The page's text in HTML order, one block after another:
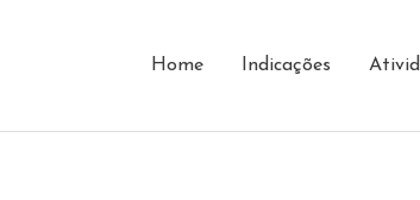
Home Indicações